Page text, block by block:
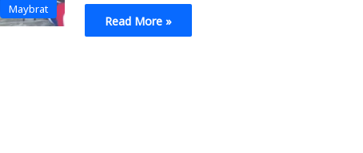
Maybrat
Read More »